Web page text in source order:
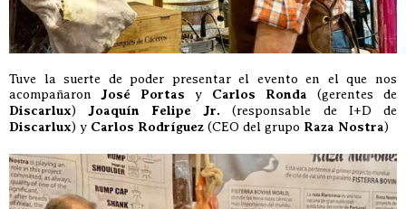
Tuve la suerte de poder presentar el evento en el que nos
acompañaron José Portas y Carlos Ronda (gerentes de
Discarlux) Joaquín Felipe Jr. (responsable de I+D de
Discarlux) y Carlos Rodríguez (CEO del grupo Raza Nostra)